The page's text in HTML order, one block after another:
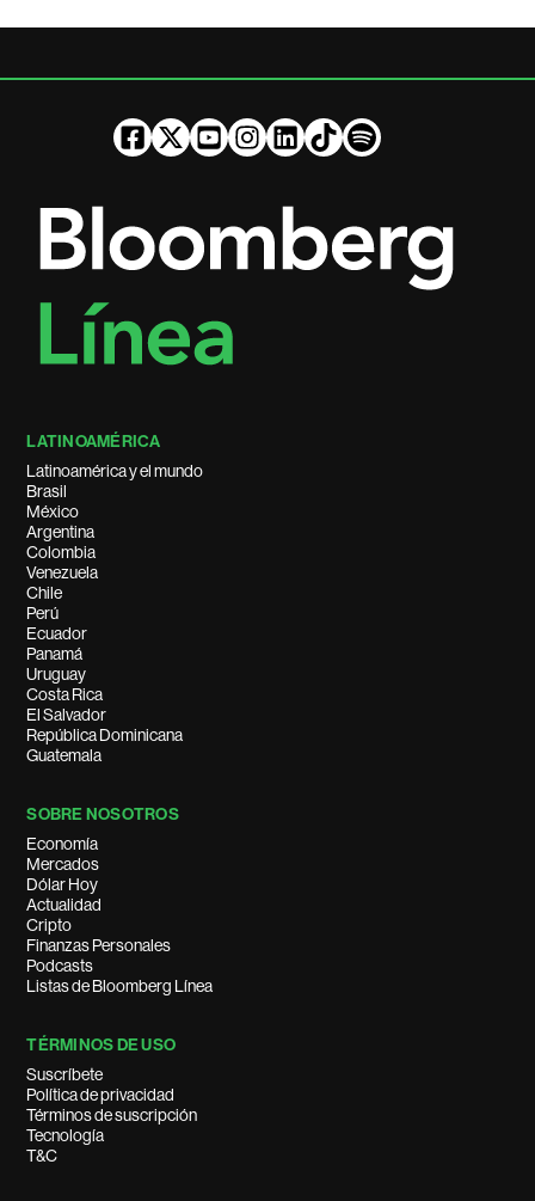
LATINOAMÉRICA
Latinoamérica y el mundo
Brasil
México
Argentina
Colombia
Venezuela
Chile
Perú
Ecuador
Panamá
Uruguay
Costa Rica
El Salvador
República Dominicana
Guatemala
SOBRE NOSOTROS
Economía
Mercados
Dólar Hoy
Actualidad
Cripto
Finanzas Personales
Podcasts
Listas de Bloomberg Línea
TÉRMINOS DE USO
Suscríbete
Política de privacidad
Términos de suscripción
Tecnología
T&C